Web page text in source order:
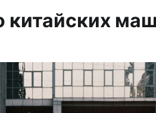
китайских